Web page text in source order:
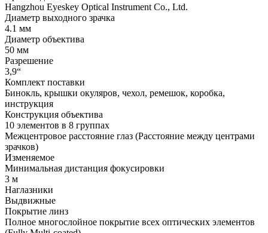
Hangzhou Eyeskey Optical Instrument Co., Ltd.
Диаметр выходного зрачка
4.1 мм
Диаметр объектива
50 мм
Разрешение
3,9“
Комплект поставки
Бинокль, крышки окуляров, чехол, ремешок, коробка,
инструкция
Конструкция объектива
10 элементов в 8 группах
Межцентровое расстояние глаз (Расстояние между центрами
зрачков)
Изменяемое
Минимальная дистанция фокусировки
3 м
Наглазники
Выдвижные
Покрытие линз
Полное многослойное покрытие всех оптических элементов